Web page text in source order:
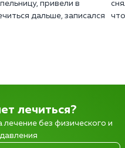
привели в
дальше, записался
лечиться?
без физического и